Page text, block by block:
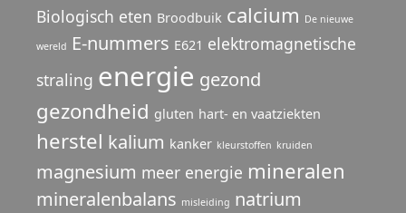
Biologisch eten Broodbuik calcium De nieuwe
wereld E-nummers E621 elektromagnetische
straling energie gezond
gezondheid gluten hart- en vaatziekten
herstel kalium kanker kleurstoffen kruiden
magnesium meer energie mineralen
mineralenbalans misleiding natrium